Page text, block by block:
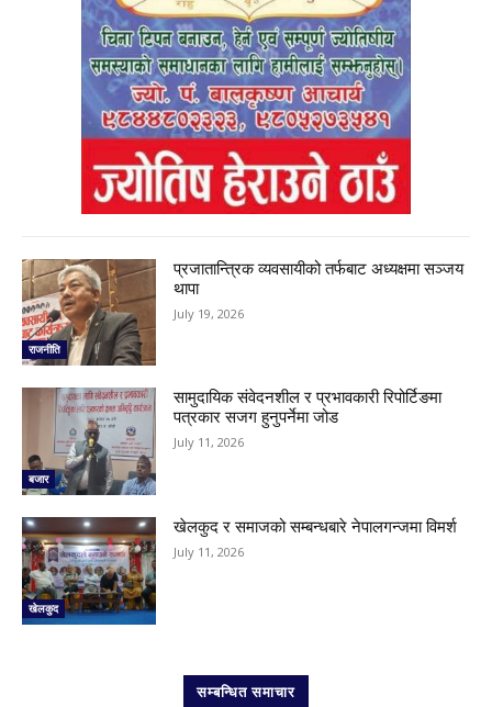
राजनीति
प्रजातान्त्रिक व्यवसायीको तर्फबाट अध्यक्षमा सञ्जय
थापा
July 19, 2026
बजार
सामुदायिक संवेदनशील र प्रभावकारी रिपोर्टिङमा
पत्रकार सजग हुनुपर्नेमा जोड
July 11, 2026
खेलकुद
खेलकुद र समाजको सम्बन्धबारे नेपालगन्जमा विमर्श
July 11, 2026
सम्बन्धित समाचार